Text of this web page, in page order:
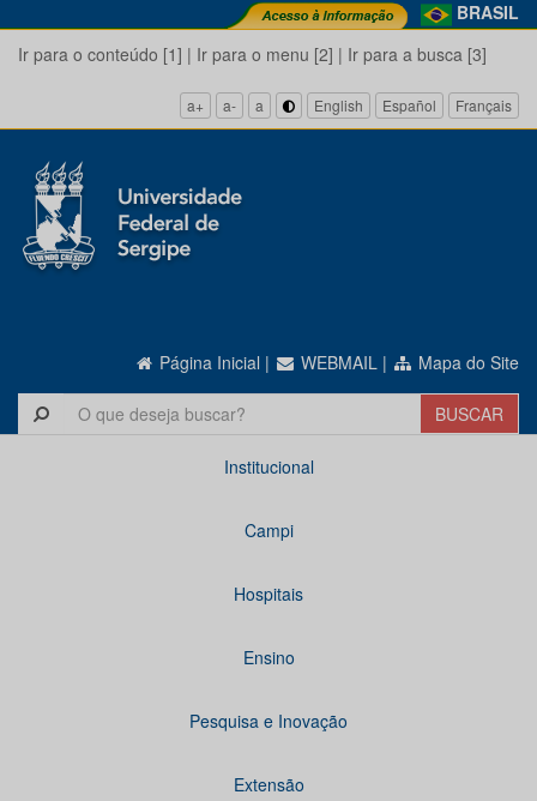
BRASIL
Ir para o conteúdo [1] | Ir para o menu [2] | Ir para a busca [3]
a+ a- a English Español Français
Página Inicial | WEBMAIL | Mapa do Site
Institucional
Campi
Hospitais
Ensino
Pesquisa e Inovação
Extensão